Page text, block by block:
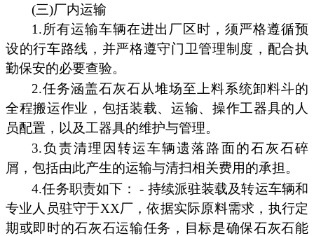
(三)厂内运输
1.所有运输车辆在进出厂区时，须严格遵循预
设的行车路线，并严格遵守门卫管理制度，配合执
勤保安的必要查验。
2.任务涵盖石灰石从堆场至上料系统卸料斗的
全程搬运作业，包括装载、运输、操作工器具的人
员配置，以及工器具的维护与管理。
3.负责清理因转运车辆遗落路面的石灰石碎
屑，包括由此产生的运输与清扫相关费用的承担。
4.任务职责如下： - 持续派驻装载及转运车辆和
专业人员驻守于XX厂，依据实际原料需求，执行定
期或即时的石灰石运输任务，目标是确保石灰石能